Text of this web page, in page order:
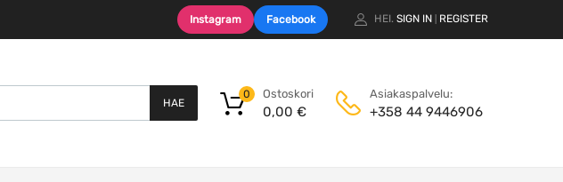
Instagram Facebook HEI. SIGN IN REGISTER
HAE
Ostoskori
0,00 €
0 Asiakaspalvelu:
+358 44 9446906